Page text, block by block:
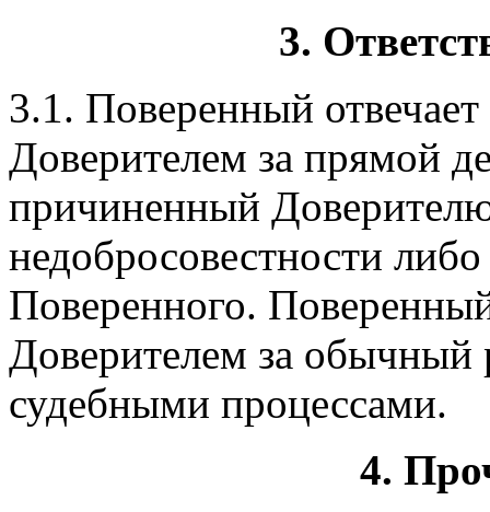
3.
3.1. Поверенный
Доверителем за прямой
причиненный
недобросовестности
Поверенного.
Доверителем за обычный
судебными процессами.
4.